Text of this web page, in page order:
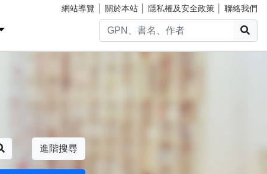
網站導覽 關於本站 隱私權及安全政策 聯絡我們
進階搜尋